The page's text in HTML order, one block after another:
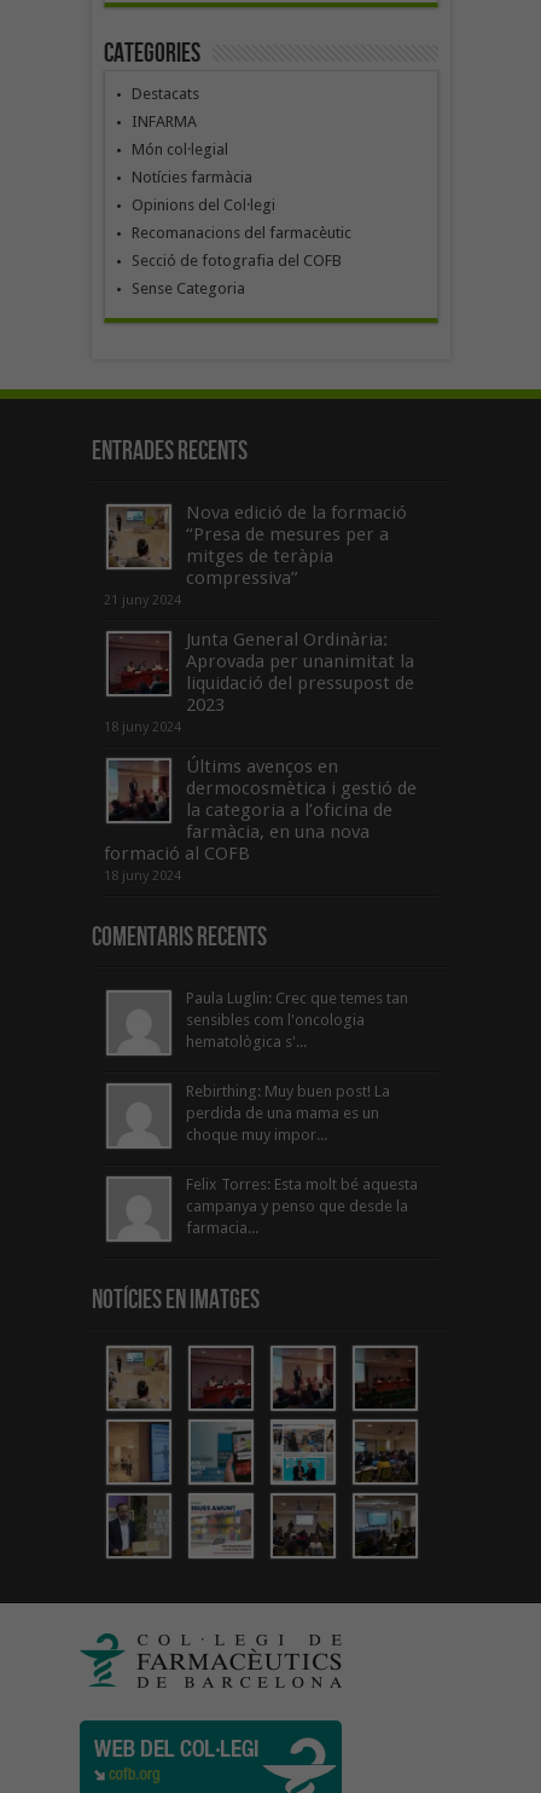
Categories
Destacats
INFARMA
Món col·legial
Notícies farmàcia
Opinions del Col·legi
Recomanacions del farmacèutic
Secció de fotografia del COFB
Sense Categoria
Entrades recents
Nova edició de la formació
“Presa de mesures per a
mitges de teràpia
compressiva”
21 juny 2024
Junta General Ordinària:
Aprovada per unanimitat la
liquidació del pressupost de
2023
18 juny 2024
Últims avenços en
dermocosmètica i gestió de
la categoria a l’oficina de
farmàcia, en una nova
formació al COFB
18 juny 2024
Comentaris Recents
Paula Luglin: Crec que temes tan
sensibles com l'oncologia
hematològica s'...
Rebirthing: Muy buen post! La
perdida de una mama es un
choque muy impor...
Felix Torres: Esta molt bé aquesta
campanya y penso que desde la
farmacia...
Notícies en Imatges